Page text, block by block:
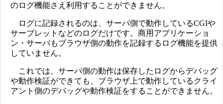
のログ機能さえ利用することができません。
ログに記録されるのは、サーバ側で動作しているCGIや
サーブレットなどのログだけです。商用アプリケーショ
ン・サーバもブラウザ側の動作を記録するログ機能を提供
していません。
これでは、サーバ側の動作は保存したログからデバッグ
や動作検証ができても、ブラウザ上で動作しているクライ
アント側のデバッグや動作検証をすることができません。